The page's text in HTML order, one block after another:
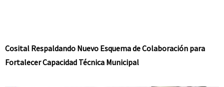
Cosital Respaldando Nuevo Esquema de Colaboración para
Fortalecer Capacidad Técnica Municipal